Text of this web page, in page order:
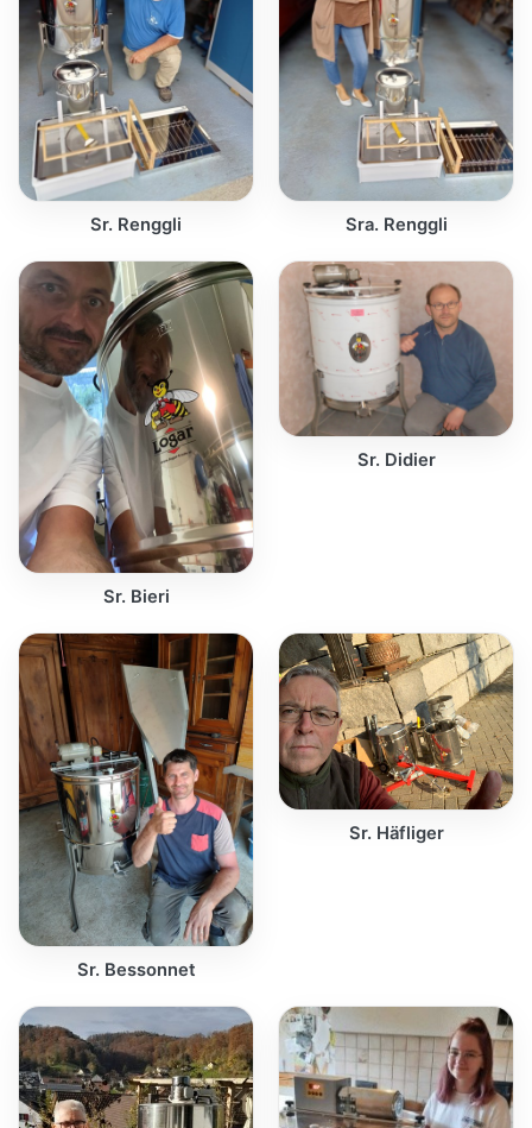
Sr. Renggli Sra. Renggli
Sr. Bieri
Sr. Didier
Sr. Bessonnet
Sr. Häfliger